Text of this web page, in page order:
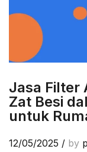
Jasa Filter
Zat Besi
untuk
12/05/2025 / by